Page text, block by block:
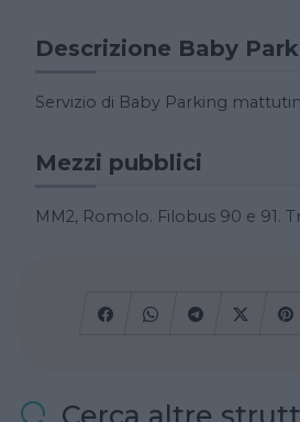
Descrizione Baby
Servizio di Baby Parking
Mezzi pubblici
MM2, Romolo. Filobus 90 e 91.
Cerca altre